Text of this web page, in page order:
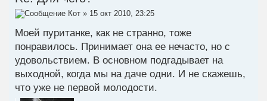
Кот » 15 окт 2010, 23:25
Моей пуританке, как не странно, тоже
понравилось. Принимает она ее нечасто, но с
удовольствием. В основном подгадывает на
выходной, когда мы на даче одни. И не скажешь,
что уже не первой молодости.